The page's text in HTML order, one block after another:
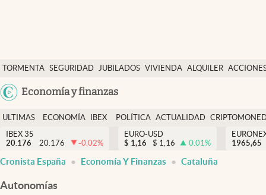
TORMENTA SEGURIDAD JUBILADOS VIVIENDA ALQUILER
USA
Economía y finanzas
Economía y finanzas
Política
Actualidad
Criptomonedas
España
ULTIMAS
NOTICIAS
ECONOMÍA
FINANZAS
IBEX
EURO
POLÍTICA ACTUALIDAD
IBEX 35
20.176
20.176 -0.02%
EURO-USD
$ 1,16 $ 1,16 0.01%
1965,65
Cronista España Economía Y Finanzas Cataluña
Autonomías